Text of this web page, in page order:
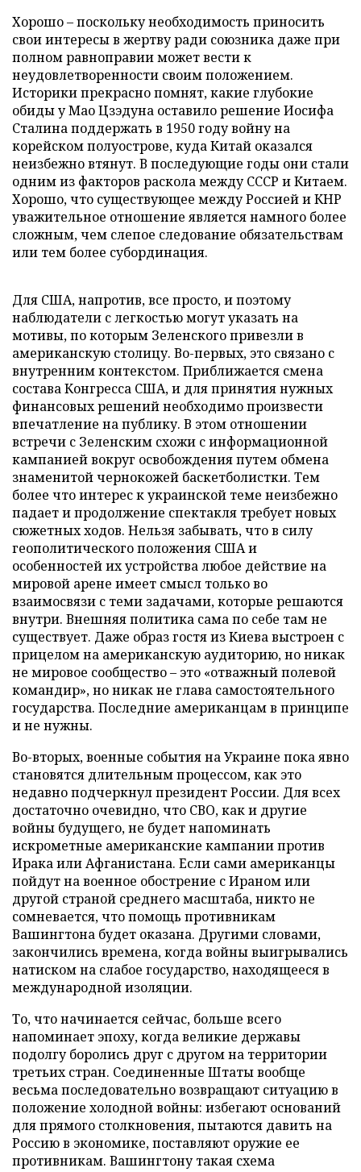
Хорошо – поскольку необходимость приносить
свои интересы в жертву ради союзника даже при
полном равноправии может вести к
неудовлетворенности своим положением.
Историки прекрасно помнят, какие глубокие
обиды у Мао Цзэдуна оставило решение Иосифа
Сталина поддержать в 1950 году войну на
корейском полуострове, куда Китай оказался
неизбежно втянут. В последующие годы они стали
одним из факторов раскола между СССР и Китаем.
Хорошо, что существующее между Россией и КНР
уважительное отношение является намного более
сложным, чем слепое следование обязательствам
или тем более субординация.
Для США, напротив, все просто, и поэтому
наблюдатели с легкостью могут указать на
мотивы, по которым Зеленского привезли в
американскую столицу. Во-первых, это связано с
внутренним контекстом. Приближается смена
состава Конгресса США, и для принятия нужных
финансовых решений необходимо произвести
впечатление на публику. В этом отношении
встречи с Зеленским схожи с информационной
кампанией вокруг освобождения путем обмена
знаменитой чернокожей баскетболистки. Тем
более что интерес к украинской теме неизбежно
падает и продолжение спектакля требует новых
сюжетных ходов. Нельзя забывать, что в силу
геополитического положения США и
особенностей их устройства любое действие на
мировой арене имеет смысл только во
взаимосвязи с теми задачами, которые решаются
внутри. Внешняя политика сама по себе там не
существует. Даже образ гостя из Киева выстроен с
прицелом на американскую аудиторию, но никак
не мировое сообщество – это «отважный полевой
командир», но никак не глава самостоятельного
государства. Последние американцам в принципе
и не нужны.
Во-вторых, военные события на Украине пока явно
становятся длительным процессом, как это
недавно подчеркнул президент России. Для всех
достаточно очевидно, что СВО, как и другие
войны будущего, не будет напоминать
искрометные американские кампании против
Ирака или Афганистана. Если сами американцы
пойдут на военное обострение с Ираном или
другой страной среднего масштаба, никто не
сомневается, что помощь противникам
Вашингтона будет оказана. Другими словами,
закончились времена, когда войны выигрывались
натиском на слабое государство, находящееся в
международной изоляции.
То, что начинается сейчас, больше всего
напоминает эпоху, когда великие державы
подолгу боролись друг с другом на территории
третьих стран. Соединенные Штаты вообще
весьма последовательно возвращают ситуацию в
положение холодной войны: избегают оснований
для прямого столкновения, пытаются давить на
Россию в экономике, поставляют оружие ее
противникам. Вашингтону такая схема